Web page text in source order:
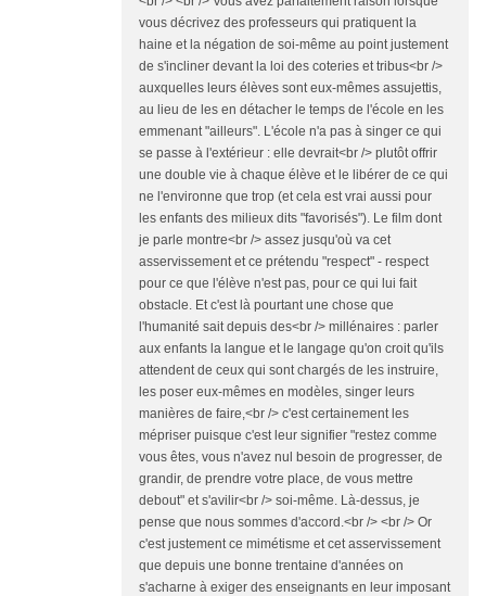
vous décrivez des professeurs qui pratiquent la
haine et la négation de soi-même au point justement
de s'incliner devant la loi des coteries et tribus<br />
auxquelles leurs élèves sont eux-mêmes assujettis,
au lieu de les en détacher le temps de l'école en les
emmenant "ailleurs". L'école n'a pas à singer ce qui
se passe à l'extérieur : elle devrait<br /> plutôt offrir
une double vie à chaque élève et le libérer de ce qui
ne l'environne que trop (et cela est vrai aussi pour
les enfants des milieux dits "favorisés"). Le film dont
je parle montre<br /> assez jusqu'où va cet
asservissement et ce prétendu "respect" - respect
pour ce que l'élève n'est pas, pour ce qui lui fait
obstacle. Et c'est là pourtant une chose que
l'humanité sait depuis des<br /> millénaires : parler
aux enfants la langue et le langage qu'on croit qu'ils
attendent de ceux qui sont chargés de les instruire,
les poser eux-mêmes en modèles, singer leurs
manières de faire,<br /> c'est certainement les
mépriser puisque c'est leur signifier "restez comme
vous êtes, vous n'avez nul besoin de progresser, de
grandir, de prendre votre place, de vous mettre
debout" et s'avilir<br /> soi-même. Là-dessus, je
pense que nous sommes d'accord.<br /> <br /> Or
c'est justement ce mimétisme et cet asservissement
que depuis une bonne trentaine d'années on
s'acharne à exiger des enseignants en leur imposant